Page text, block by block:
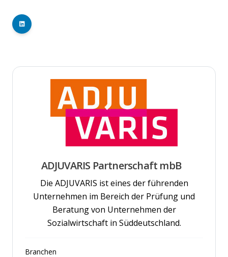
ADJUVARIS Partnerschaft mbB
Die ADJUVARIS ist eines der führenden
Unternehmen im Bereich der Prüfung und
Beratung von Unternehmen der
Sozialwirtschaft in Süddeutschland.
Branchen